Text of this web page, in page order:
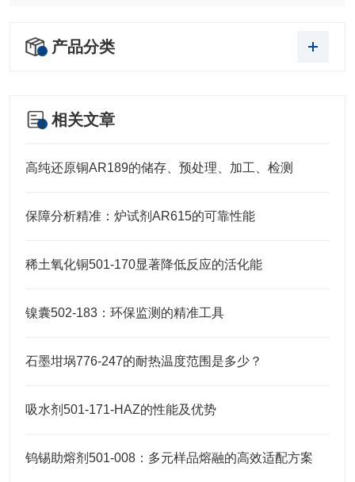
产品分类
相关文章
高纯还原铜AR189的储存、预处理、加工、检测
保障分析精准：炉试剂AR615的可靠性能
稀土氧化铜501-170显著降低反应的活化能
镍囊502-183：环保监测的精准工具
石墨坩埚776-247的耐热温度范围是多少？
吸水剂501-171-HAZ的性能及优势
钨锡助熔剂501-008：多元样品熔融的高效适配方案